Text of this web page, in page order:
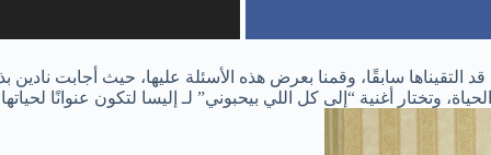
سابقًا، وقمنا بعرض هذه الأسئلة عليها، حيث أجابت نادين
وتختار أغنية “إلى كل اللي بيحبوني” لـ إليسا لتكون عنوانًا